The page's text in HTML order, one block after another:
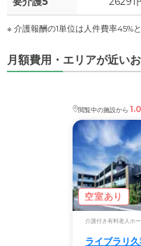
※ 介護報酬の1単位は人件費率45%
月額費用・エリアが近い
閲覧中の施設から 1.0
空室あり
介護付き有料老人ホ
ライブラリ